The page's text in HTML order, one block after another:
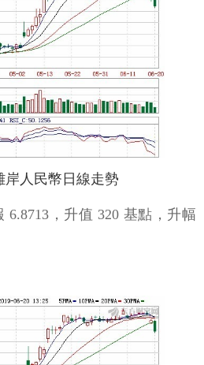
岸人民幣日線走勢
，升值 320 基點，升幅